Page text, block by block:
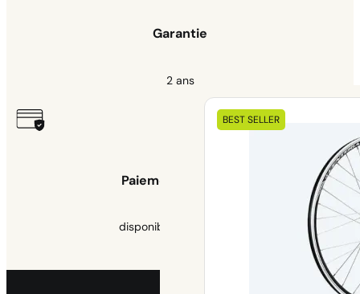
BEST SELLER
Garantie
2 ans
Paiement sécurisé
disponible 3x sans frais